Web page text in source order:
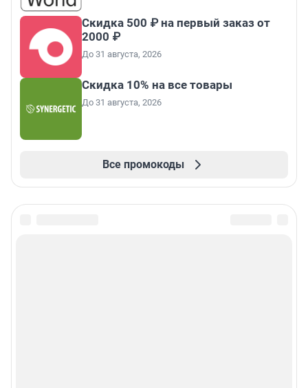
Скидка 500 ₽ на первый заказ от
2000 ₽
До 31 августа, 2026
Скидка 10% на все товары
До 31 августа, 2026
Все промокоды